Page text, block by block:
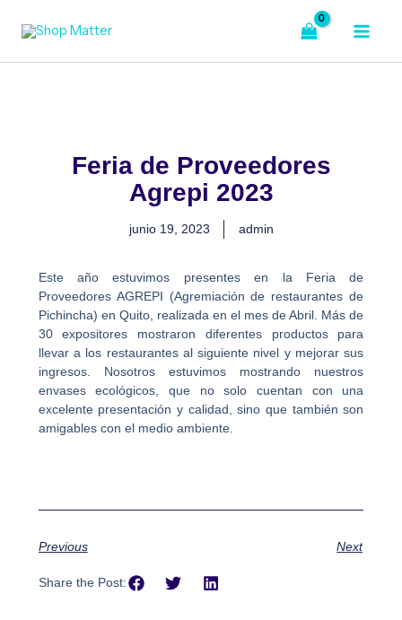
Feria de Proveedores
Agrepi 2023
junio 19, 2023 admin
Este año estuvimos presentes en la Feria de
Proveedores AGREPI (Agremiación de restaurantes de
Pichincha) en Quito, realizada en el mes de Abril. Más de
30 expositores mostraron diferentes productos para
llevar a los restaurantes al siguiente nivel y mejorar sus
ingresos. Nosotros estuvimos mostrando nuestros
envases ecológicos, que no solo cuentan con una
excelente presentación y calidad, sino que también son
amigables con el medio ambiente.
Previous Next
Share the Post: